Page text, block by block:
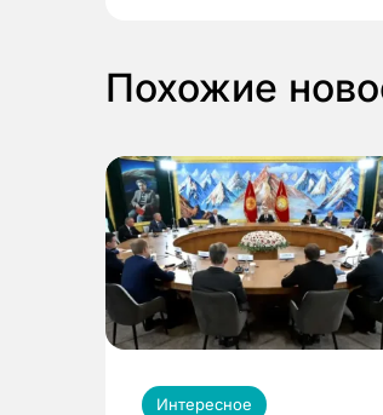
Похожие
Интересное